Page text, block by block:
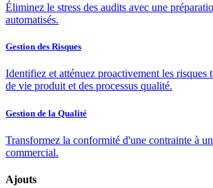
Éliminez le stress des audits avec une
automatisés.
Gestion des Risques
Identifiez et atténuez proactivement les risques
de vie produit et des processus qualité.
Gestion de la Qualité
Transformez la conformité d'une contrainte à
commercial.
Ajouts